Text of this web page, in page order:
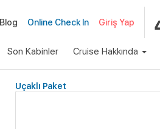
Blog Online Check In Giriş Yap
Son Kabinler Cruise Hakkında
Uçaklı Paket